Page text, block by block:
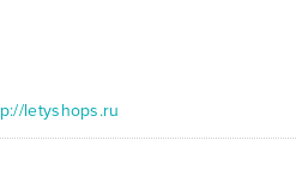
letyshops.ru